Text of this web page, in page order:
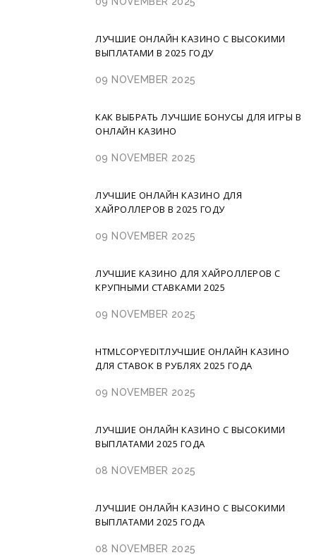
ЛУЧШИЕ ОНЛАЙН КАЗИНО С ВЫСОКИМИ
ВЫПЛАТАМИ В 2025 ГОДУ
09 NOVEMBER 2025
КАК ВЫБРАТЬ ЛУЧШИЕ БОНУСЫ ДЛЯ ИГРЫ В
ОНЛАЙН КАЗИНО
09 NOVEMBER 2025
ЛУЧШИЕ ОНЛАЙН КАЗИНО ДЛЯ
ХАЙРОЛЛЕРОВ В 2025 ГОДУ
09 NOVEMBER 2025
ЛУЧШИЕ КАЗИНО ДЛЯ ХАЙРОЛЛЕРОВ С
КРУПНЫМИ СТАВКАМИ 2025
09 NOVEMBER 2025
HTMLCOPYEDITЛУЧШИЕ ОНЛАЙН КАЗИНО
ДЛЯ СТАВОК В РУБЛЯХ 2025 ГОДА
09 NOVEMBER 2025
ЛУЧШИЕ ОНЛАЙН КАЗИНО С ВЫСОКИМИ
ВЫПЛАТАМИ 2025 ГОДА
08 NOVEMBER 2025
ЛУЧШИЕ ОНЛАЙН КАЗИНО С ВЫСОКИМИ
ВЫПЛАТАМИ 2025 ГОДА
08 NOVEMBER 2025